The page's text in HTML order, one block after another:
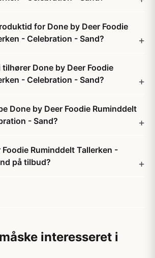
for Done by Deer Foodie
- Celebration - Sand?
Done by Deer Foodie
- Celebration - Sand?
Done by Deer Foodie Ruminddelt
- Sand?
Foodie Ruminddelt Tallerken -
på tilbud?
interesseret i